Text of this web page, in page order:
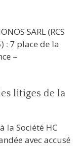
SARL (RCS
: 7 place de la
–
litiges de la
la Société HC
avec accusé